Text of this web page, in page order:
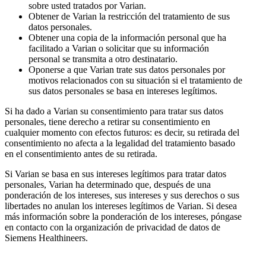
sobre usted tratados por Varian.
Obtener de Varian la restricción del tratamiento de sus
datos personales.
Obtener una copia de la información personal que ha
facilitado a Varian o solicitar que su información
personal se transmita a otro destinatario.
Oponerse a que Varian trate sus datos personales por
motivos relacionados con su situación si el tratamiento de
sus datos personales se basa en intereses legítimos.
Si ha dado a Varian su consentimiento para tratar sus datos
personales, tiene derecho a retirar su consentimiento en
cualquier momento con efectos futuros: es decir, su retirada del
consentimiento no afecta a la legalidad del tratamiento basado
en el consentimiento antes de su retirada.
Si Varian se basa en sus intereses legítimos para tratar datos
personales, Varian ha determinado que, después de una
ponderación de los intereses, sus intereses y sus derechos o sus
libertades no anulan los intereses legítimos de Varian. Si desea
más información sobre la ponderación de los intereses, póngase
en contacto con la organización de privacidad de datos de
Siemens Healthineers.